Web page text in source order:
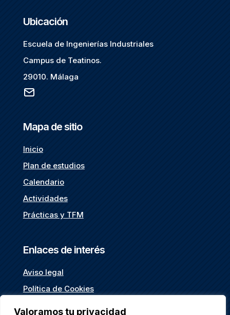
Valoramos tu privacidad
Ubicación
Escuela de Ingenierías Industriales
Campus de Teatinos.
29010. Málaga
Mapa de sitio
Inicio
Plan de estudios
Calendario
Actividades
Prácticas y TFM
Enlaces de interés
Aviso legal
Política de Cookies